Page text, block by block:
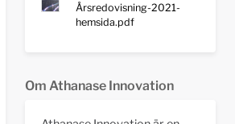
Årsredovisning-2021-
hemsida.pdf
Om Athanase Innovation